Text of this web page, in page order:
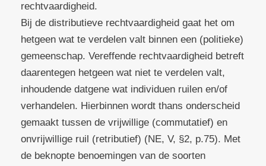
rechtvaardigheid.
Bij de distributieve rechtvaardigheid gaat het om
hetgeen wat te verdelen valt binnen een (politieke)
gemeenschap. Vereffende rechtvaardigheid betreft
daarentegen hetgeen wat niet te verdelen valt,
inhoudende datgene wat individuen ruilen en/of
verhandelen. Hierbinnen wordt thans onderscheid
gemaakt tussen de vrijwillige (commutatief) en
onvrijwillige ruil (retributief) (NE, V, §2, p.75). Met
de beknopte benoemingen van de soorten